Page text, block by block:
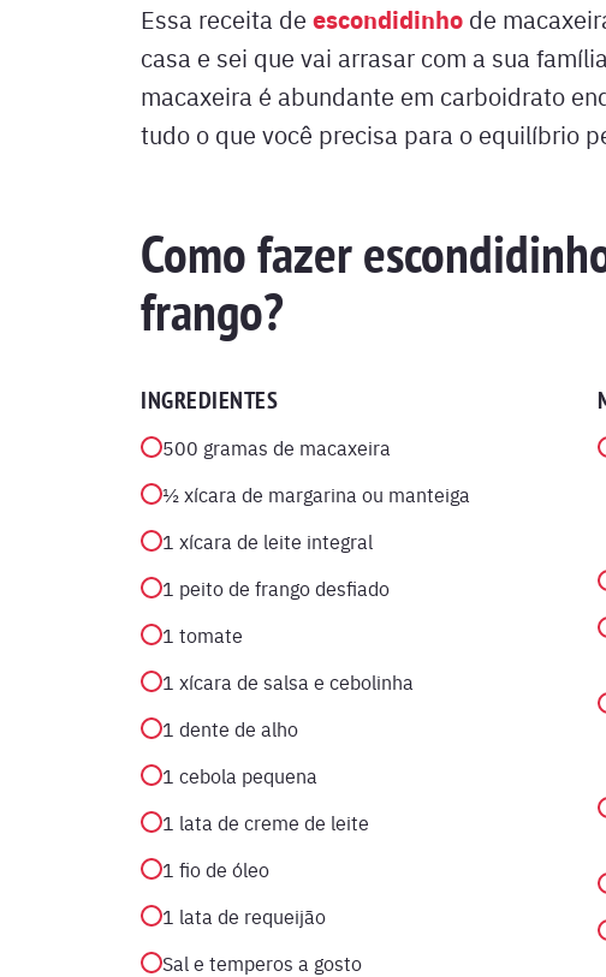
Essa receita de escondidinho de
casa e sei que vai arrasar com a sua
macaxeira é abundante em carboidrato
tudo o que você precisa para o equilíbrio
Como fazer
frango?
INGREDIENTES
500 gramas de macaxeira
½ xícara de margarina ou manteiga
1 xícara de leite integral
1 peito de frango desfiado
1 tomate
1 xícara de salsa e cebolinha
1 dente de alho
1 cebola pequena
1 lata de creme de leite
1 fio de óleo
1 lata de requeijão
Sal e temperos a gosto